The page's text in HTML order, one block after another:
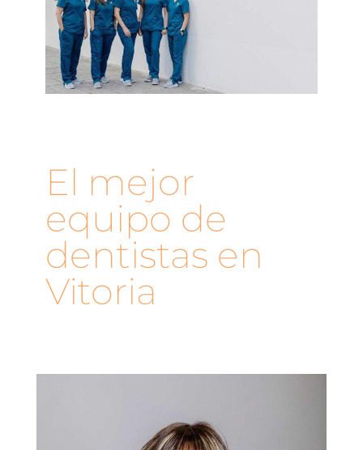
El mejor
equipo de
dentistas en
Vitoria